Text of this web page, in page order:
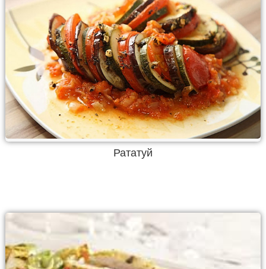
Рататуй